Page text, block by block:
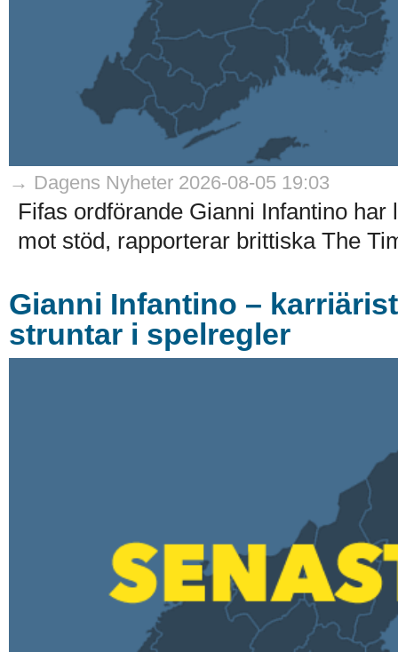
→ Dagens Nyheter 2026-08-05 19:03
Fifas ordförande Gianni Infantino
mot stöd, rapporterar brittiska The
Gianni Infantino –
struntar i spelregler